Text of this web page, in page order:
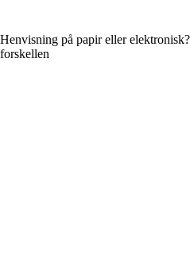
Henvisning på papir eller
forskellen